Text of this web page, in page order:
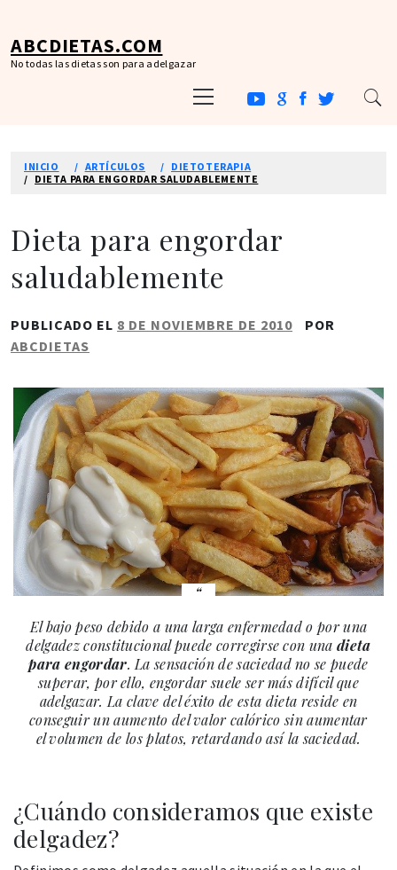
contenido
ABCDIETAS.COM
No todas las dietas son para adelgazar
principal
INICIO ARTÍCULOS
DIETOTERAPIA
DIETA PARA ENGORDAR SALUDABLEMENTE
Dieta para engordar
saludablemente
PUBLICADO EL 8 DE NOVIEMBRE DE 2010
POR
ABCDIETAS
El bajo peso debido a una larga enfermedad o por una
delgadez constitucional puede corregirse con unadieta
para engordar. La sensación de saciedad no se puede
superar, por ello, engordar suele ser más difícil que
adelgazar. La clave del éxito de esta dieta reside en
conseguir un aumento del valor calórico sin aumentar
el volumen de los platos, retardando así la saciedad.
¿Cuándo consideramos que existe
delgadez?